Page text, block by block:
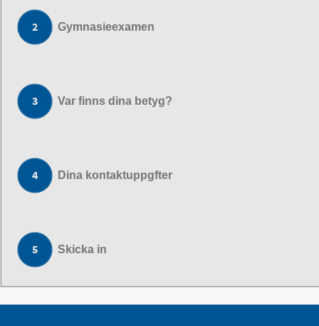
Gymnasieexamen
Var finns dina betyg?
Dina kontaktuppgfter
Skicka in